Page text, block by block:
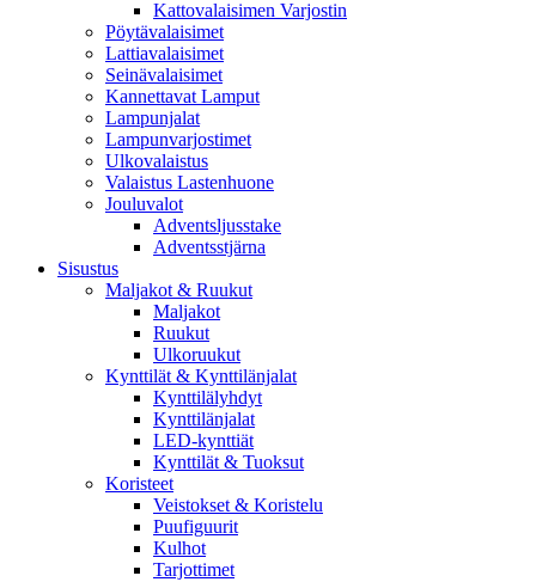
Kattovalaisimen Varjostin
Pöytävalaisimet
Lattiavalaisimet
Seinävalaisimet
Kannettavat Lamput
Lampunjalat
Lampunvarjostimet
Ulkovalaistus
Valaistus Lastenhuone
Jouluvalot
Adventsljusstake
Adventsstjärna
Sisustus
Maljakot & Ruukut
Maljakot
Ruukut
Ulkoruukut
Kynttilät & Kynttilänjalat
Kynttilälyhdyt
Kynttilänjalat
LED-kynttiät
Kynttilät & Tuoksut
Koristeet
Veistokset & Koristelu
Puufiguurit
Kulhot
Tarjottimet